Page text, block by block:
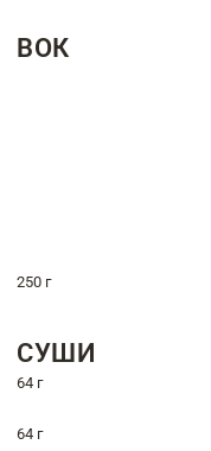
ВОК
250 г
СУШИ
64 г
64 г